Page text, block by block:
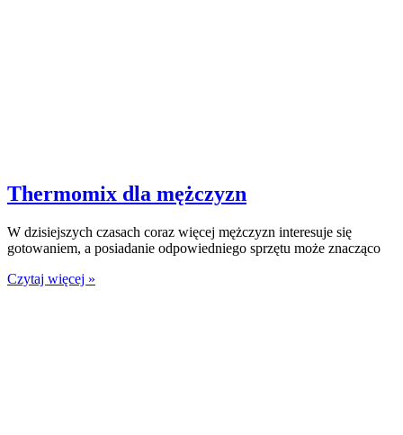
Thermomix dla mężczyzn
W dzisiejszych czasach coraz więcej mężczyzn interesuje się
gotowaniem, a posiadanie odpowiedniego sprzętu może znacząco
Czytaj więcej »